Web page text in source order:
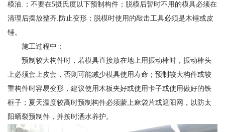
模油.；不要在5摄氏度以下预制构件；脱模后暂时不用的模具必须在
清理后摆放整齐.防止变形；脱模时使用的敲击工具必须是木锤或皮
锤。
施工过程中：
预制较大构件时，若模具直接放在地上用振动棒时，振动棒头
上必须套上皮套，否则可能减少模具使用寿命；预制较大构件或较
重构件时容易变形，建议使用木板夹好或使用卡子或使用做好的铁
框子；夏天温度较高时预制构件必须蒙上麻袋片或遮阳网，以防太
阳晒裂预制件，并按时洒水养护。